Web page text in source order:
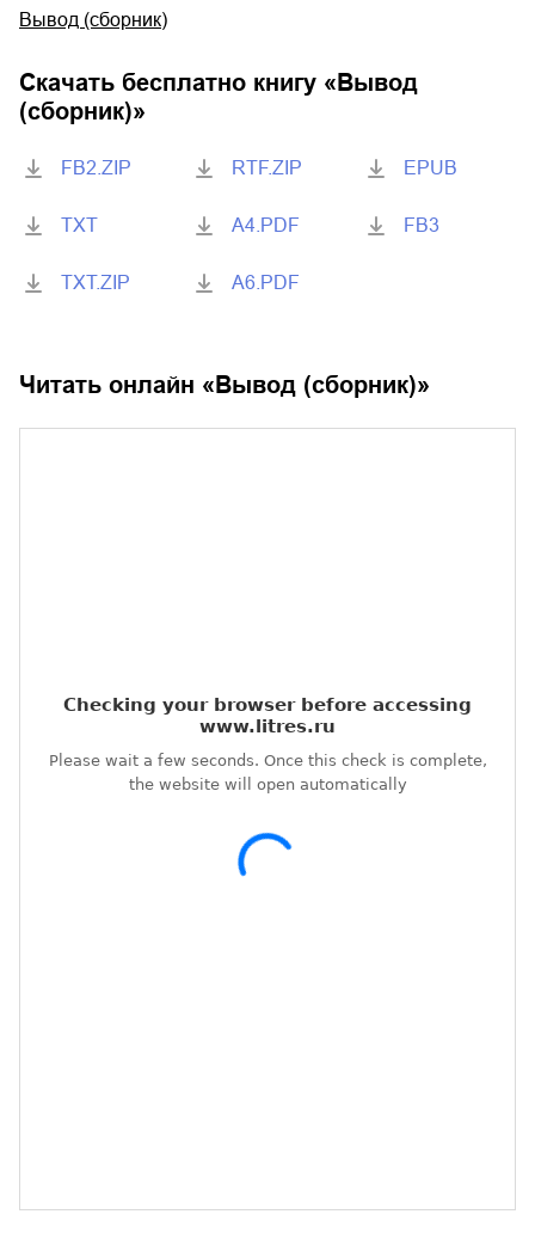
Вывод (сборник)
Скачать бесплатно книгу « Вывод
(сборник)»
FB2.ZIP
TXT
TXT.ZIP
RTF.ZIP
A4.PDF
A6.PDF
EPUB
FB3
Читать онлайн « Вывод (сборник)»